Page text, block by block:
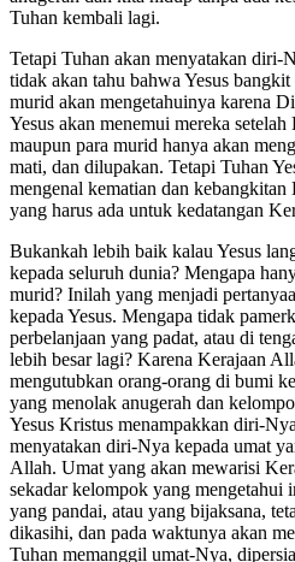
Tuhan kembali lagi.
Tetapi Tuhan akan menyatakan diri-
tidak akan tahu bahwa Yesus
murid akan mengetahuinya karena
Yesus akan menemui mereka
maupun para murid hanya akan
mati, dan dilupakan. Tetapi Tuhan
mengenal kematian dan kebangkitan
yang harus ada untuk kedatangan
Bukankah lebih baik kalau Yesus
kepada seluruh dunia? Mengapa
murid? Inilah yang menjadi
kepada Yesus. Mengapa tidak
perbelanjaan yang padat, atau di
lebih besar lagi? Karena Kerajaan
mengutubkan orang-orang di bumi
yang menolak anugerah dan
Yesus Kristus menampakkan diri-
menyatakan diri-Nya kepada umat
Allah. Umat yang akan mewarisi
sekadar kelompok yang mengetahui
yang pandai, atau yang bijaksana,
dikasihi, dan pada waktunya akan
Tuhan memanggil umat-Nya,